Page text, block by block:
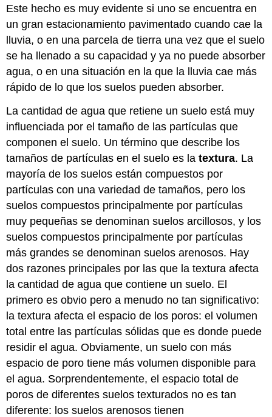
Este hecho es muy evidente si uno se encuentra en
un gran estacionamiento pavimentado cuando cae la
lluvia, o en una parcela de tierra una vez que el suelo
se ha llenado a su capacidad y ya no puede absorber
agua, o en una situación en la que la lluvia cae más
rápido de lo que los suelos pueden absorber.
La cantidad de agua que retiene un suelo está muy
influenciada por el tamaño de las partículas que
componen el suelo. Un término que describe los
tamaños de partículas en el suelo es latextura. La
mayoría de los suelos están compuestos por
partículas con una variedad de tamaños, pero los
suelos compuestos principalmente por partículas
muy pequeñas se denominan suelos arcillosos, y los
suelos compuestos principalmente por partículas
más grandes se denominan suelos arenosos. Hay
dos razones principales por las que la textura afecta
la cantidad de agua que contiene un suelo. El
primero es obvio pero a menudo no tan significativo:
la textura afecta el espacio de los poros: el volumen
total entre las partículas sólidas que es donde puede
residir el agua. Obviamente, un suelo con más
espacio de poro tiene más volumen disponible para
el agua. Sorprendentemente, el espacio total de
poros de diferentes suelos texturados no es tan
diferente: los suelos arenosos tienen